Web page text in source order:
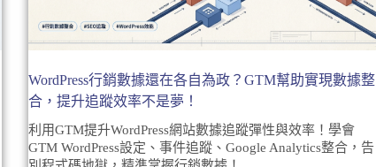
WordPress行銷數據還在各自為政？GTM幫助實現數據整
合，提升追蹤效率不是夢！
利用GTM提升WordPress網站數據追蹤彈性與效率！學會
GTM WordPress設定、事件追蹤、Google Analytics整合，告